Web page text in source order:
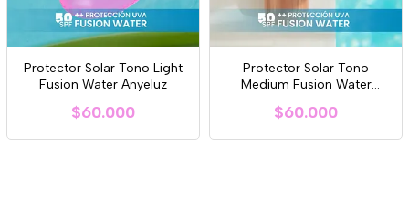
Protector Solar Tono Light
Fusion Water Anyeluz
$60.000
Protector Solar Tono
Medium Fusion Water
$60.000